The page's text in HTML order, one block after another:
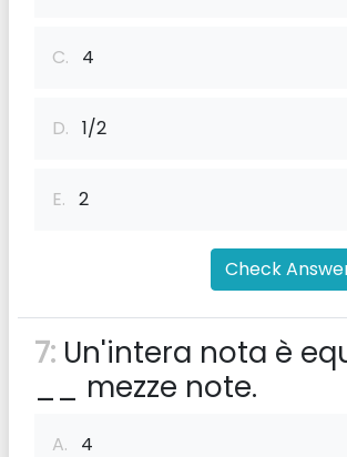
C. 4
D. 1/2
E. 2
Check
7: Un'intera nota è
__ mezze note.
A. 4